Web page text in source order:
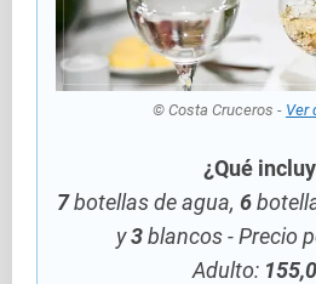
© Costa Cruceros - Ver
¿Qué
7botellas de agua, 6
y3blancos - Precio
Adulto: